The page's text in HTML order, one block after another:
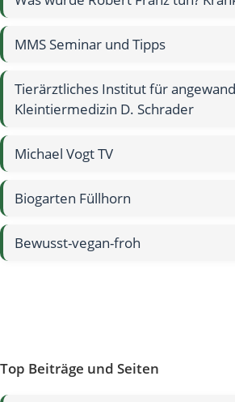
MMS Seminar und Tipps
Tierärztliches Institut für
Kleintiermedizin D. Schrader
Michael Vogt TV
Biogarten Füllhorn
Bewusst-vegan-froh
Top Beiträge und Seiten